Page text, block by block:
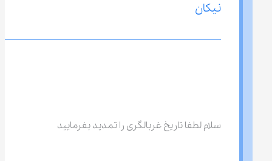
نیکان
سلام لطفا تاریخ غربالگری را تمدید بفرمایید